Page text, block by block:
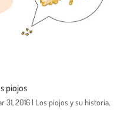
piojos
31, 2016| Los piojos y su historia,